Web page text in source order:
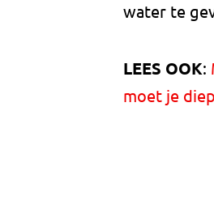
water te
LEES OOK:
moet je